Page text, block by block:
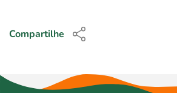
Compartilhe